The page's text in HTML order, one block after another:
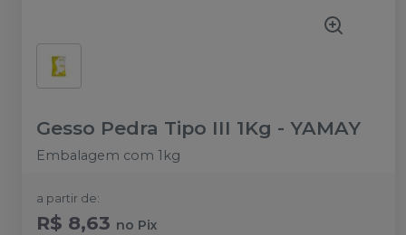
Gesso Pedra Tipo III 1Kg - YAMAY
Embalagem com 1kg
a partir de:
R$ 8,63 no Pix